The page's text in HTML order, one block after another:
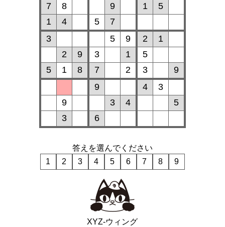
7
8 9 1
5
1
4 5
7
3
5 9 2
1
2
9 3 1
5
5
1 8 7 2 3
9
9
4
3
9
3 4
5
3
6
答えを選んでください
1
2 3 4 5 6 7 8 9
XYZ-ウィング